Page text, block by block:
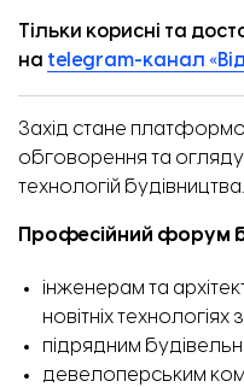
Тільки корисні та
на telegram-канал
Захід стане
обговорення та огляду
технологій будівництва.
Професійний форум
інженерам та
новітніх технологіях
підрядним
девелоперським